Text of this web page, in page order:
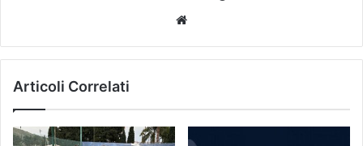
te
Articoli Correlati